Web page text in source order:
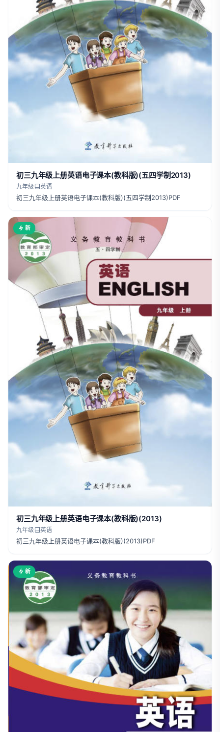
初三九年级上册英语电子课本(教科版)(五四学制2013)
九年级 英语
初三九年级上册英语电子课本(教科版)(五四学制2013)PDF
新
初三九年级上册英语电子课本(教科版)(2013)
九年级 英语
初三九年级上册英语电子课本(教科版)(2013)PDF
新